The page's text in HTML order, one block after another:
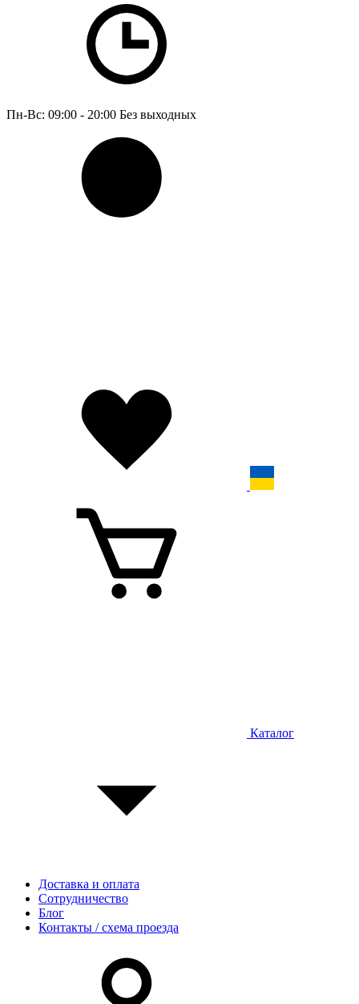
Пн-Вс: 09:00 - 20:00 Без выходных
Каталог
Доставка и оплата
Сотрудничество
Блог
Контакты / схема проезда